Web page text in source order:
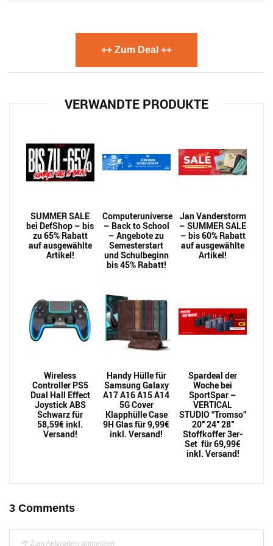
++ Zum Deal ++
VERWANDTE PRODUKTE
SUMMER SALE
bei DefShop – bis
zu 65% Rabatt
auf ausgewählte
Artikel!
Computeruniverse
– Back to School
– Angebote zu
Semesterstart
und Schulbeginn
bis 45% Rabatt!
Jan Vanderstorm
– SUMMER SALE
– bis 60% Rabatt
auf ausgewählte
Artikel!
Wireless
Controller PS5
Dual Hall Effect
Joystick ABS
Schwarz für
58,59€ inkl.
Versand!
Handy Hülle für
Samsung Galaxy
A17 A16 A15 A14
5G Cover
Klapphülle Case
9H Glas für 9,99€
inkl. Versand!
Spardeal der
Woche bei
SportSpar –
VERTICAL
STUDIO “Tromso”
20″ 24″ 28″
Stoffkoffer 3er-
Set für 69,99€
inkl. Versand!
3 Comments
Zum Antworten anmelden